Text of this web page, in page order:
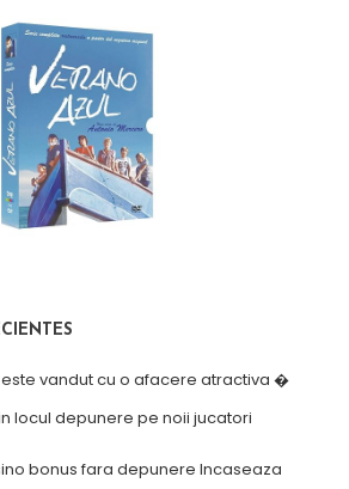
este vandut cu o afacere atractiva �
locul depunere pe noii jucatori
bonus fara depunere Incaseaza